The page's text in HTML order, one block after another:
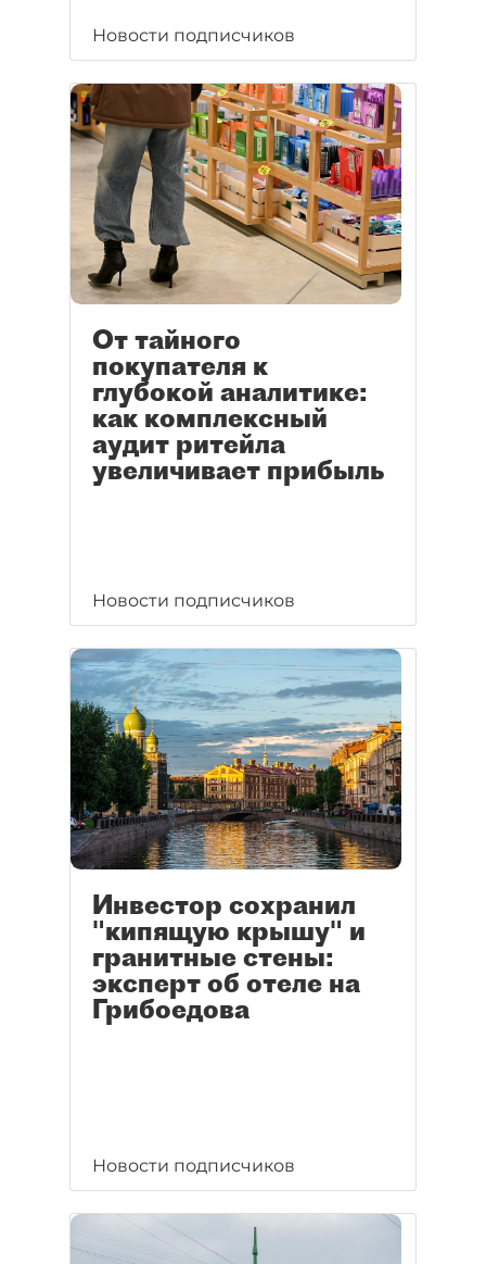
Новости подписчиков
От тайного
покупателя к
глубокой аналитике:
как комплексный
аудит ритейла
увеличивает прибыль
Новости подписчиков
Инвестор сохранил
"кипящую крышу" и
гранитные стены:
эксперт об отеле на
Грибоедова
Новости подписчиков